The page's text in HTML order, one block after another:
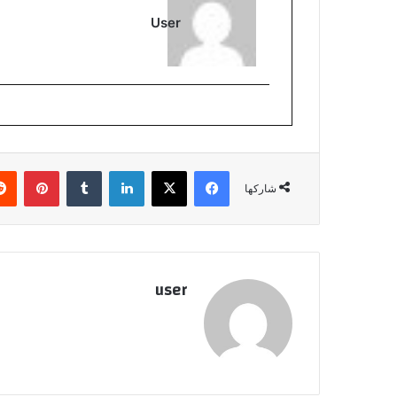
User
شاركها
فيسبوك ‫X لينكدإن
user